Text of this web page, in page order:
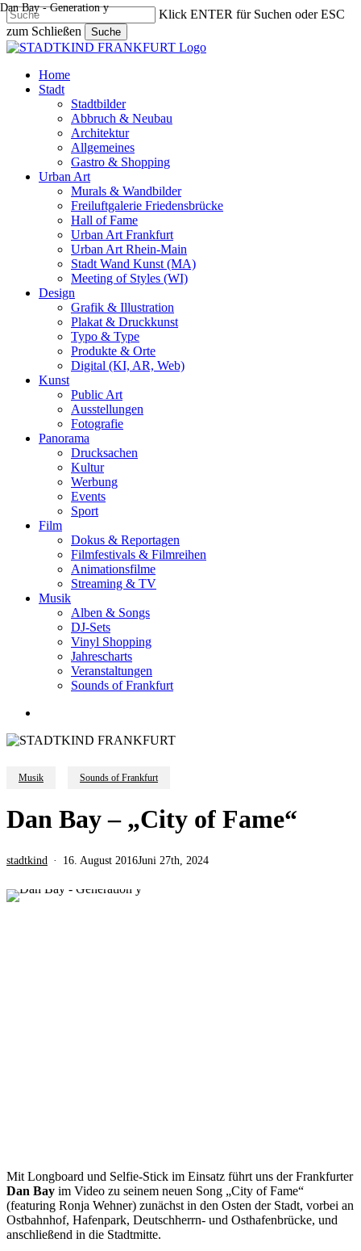
Skip
to
main
content
Klick ENTER für Suchen oder ESC
zum Schließen
Suche
Close
search
Menu
Home
Stadt
Stadtbilder
Abbruch & Neubau
Architektur
Allgemeines
Gastro & Shopping
Urban Art
Murals & Wandbilder
Freiluftgalerie Friedensbrücke
Hall of Fame
Urban Art Frankfurt
Urban Art Rhein-Main
Stadt Wand Kunst (MA)
Meeting of Styles (WI)
Design
Grafik & Illustration
Plakat & Druckkunst
Typo & Type
Produkte & Orte
Digital (KI, AR, Web)
Kunst
Public Art
Ausstellungen
Fotografie
Panorama
Drucksachen
Kultur
Werbung
Events
Sport
Film
Dokus & Reportagen
Filmfestivals & Filmreihen
Animationsfilme
Streaming & TV
Musik
Alben & Songs
DJ-Sets
Vinyl Shopping
Jahrescharts
Veranstaltungen
Sounds of Frankfurt
Musik Sounds of Frankfurt
Dan Bay – „City of Fame“
stadtkind 16. August 2016Juni 27th, 2024
Dan Bay - Generation y
Mit Longboard und Selfie-Stick im Einsatz führt uns der Frankfurter
Dan Bay im Video zu seinem neuen Song „City of Fame“
(featuring Ronja Wehner) zunächst in den Osten der Stadt, vorbei an
Ostbahnhof, Hafenpark, Deutschherrn- und Osthafenbrücke, und
anschließend in die Stadtmitte.